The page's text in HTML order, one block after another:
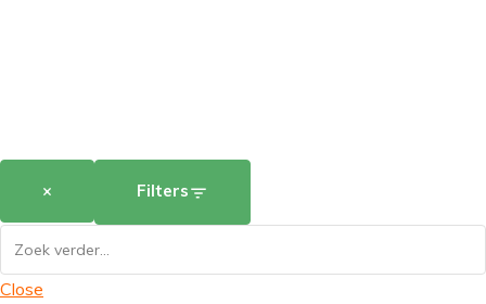
× Filters
Close